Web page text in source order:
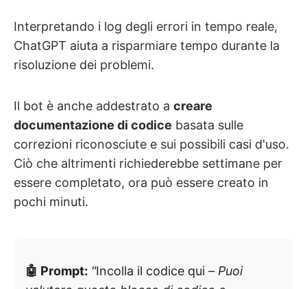
Interpretando i log degli errori in tempo reale,
ChatGPT aiuta a risparmiare tempo durante la
risoluzione dei problemi.
Il bot è anche addestrato a creare
documentazione di codice basata sulle
correzioni riconosciute e sui possibili casi d'uso.
Ciò che altrimenti richiederebbe settimane per
essere completato, ora può essere creato in
pochi minuti.
🤖 Prompt: "Incolla il codice qui – Puoi